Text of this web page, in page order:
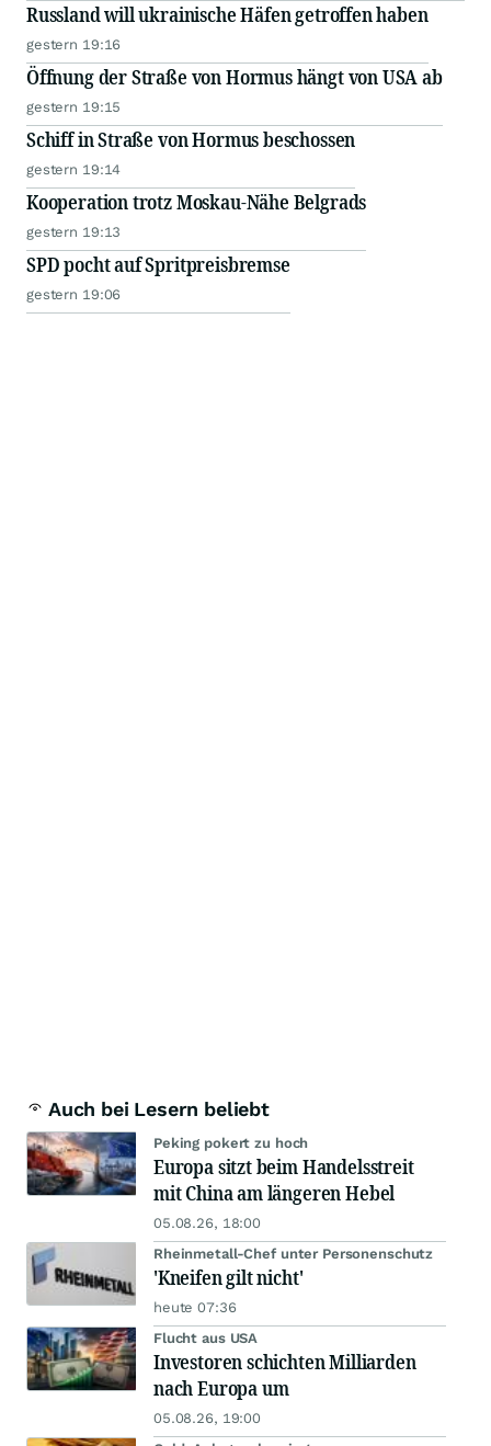
Russland will ukrainische Häfen getroffen haben
gestern 19:16
Öffnung der Straße von Hormus hängt von USA ab
gestern 19:15
Schiff in Straße von Hormus beschossen
gestern 19:14
Kooperation trotz Moskau-Nähe Belgrads
gestern 19:13
SPD pocht auf Spritpreisbremse
gestern 19:06
Auch bei Lesern beliebt
Peking pokert zu hoch
Europa sitzt beim Handelsstreit
mit China am längeren Hebel
05.08.26, 18:00
Rheinmetall-Chef unter Personenschutz
'Kneifen gilt nicht'
heute 07:36
Flucht aus USA
Investoren schichten Milliarden
nach Europa um
05.08.26, 19:00